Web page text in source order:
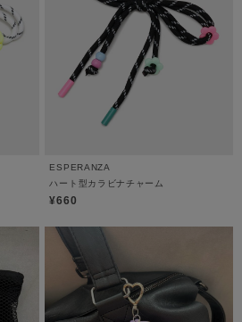
ESPERANZA
ハート型カラビナチャーム
¥660